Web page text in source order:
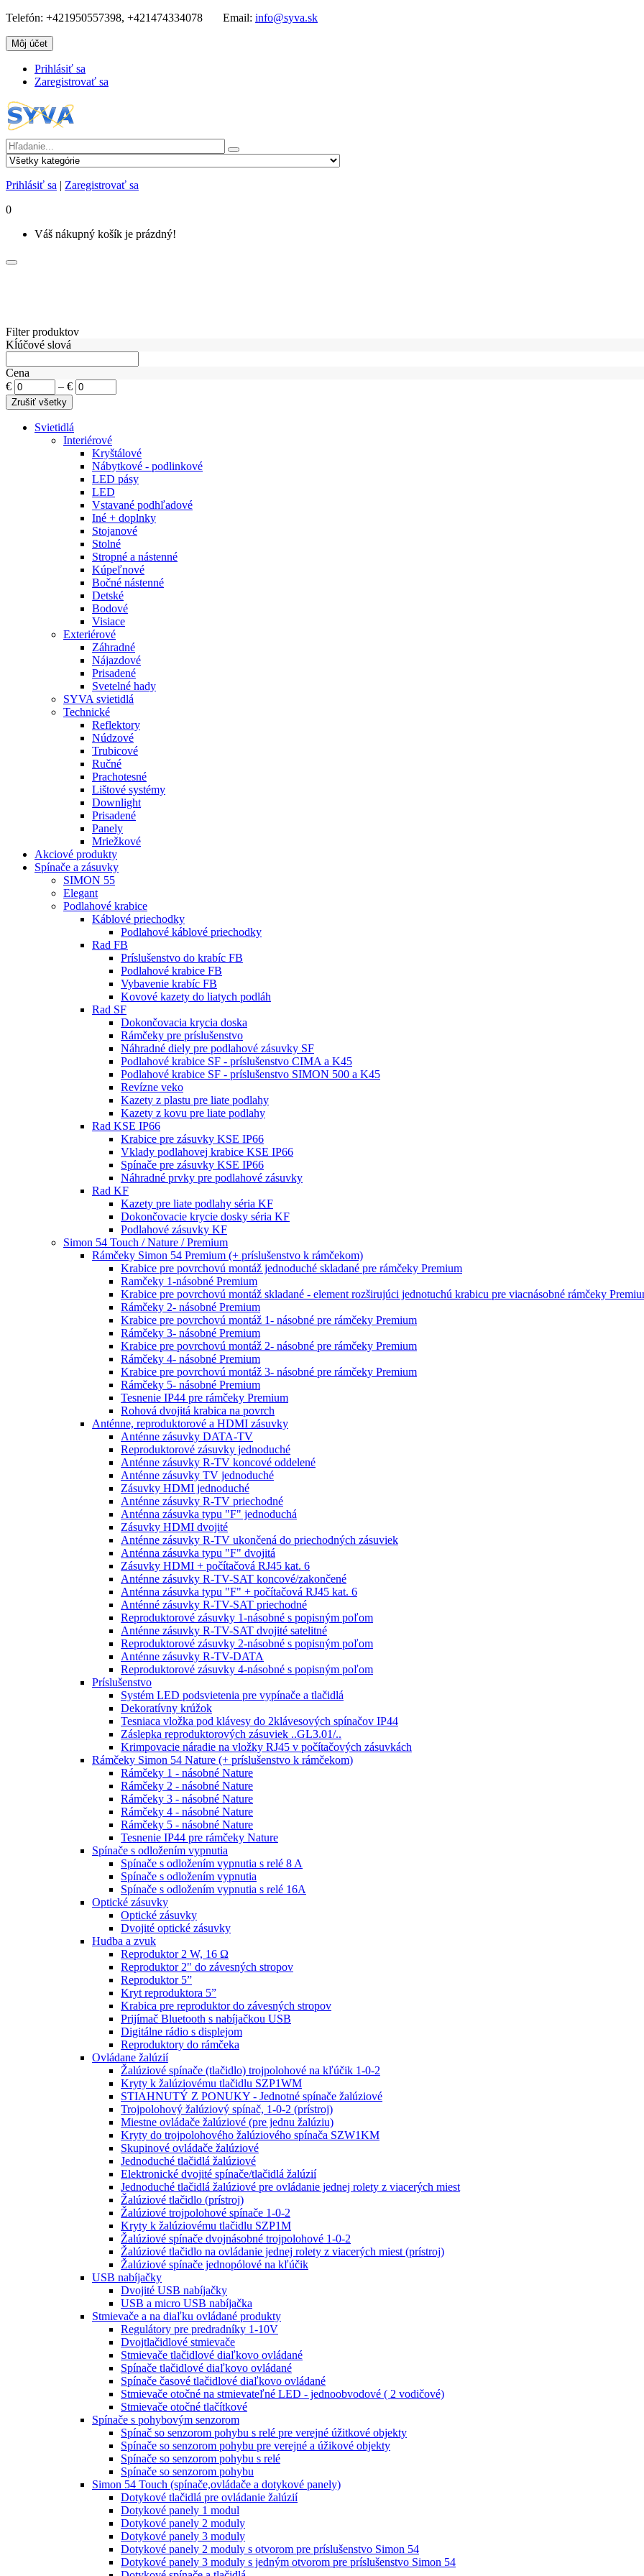
Telefón: +421950557398, +421474334078 Email: info@syva.sk
Môj účet
Prihlásiť sa
Zaregistrovať sa
Prihlásiť sa | Zaregistrovať sa
0
Váš nákupný košík je prázdný!
Filter produktov
Kĺúčové slová
Cena
€
– €
Svietidlá
Interiérové
Kryštálové
Nábytkové - podlinkové
LED pásy
LED
Vstavané podhľadové
Iné + doplnky
Stojanové
Stolné
Stropné a nástenné
Kúpeľnové
Bočné nástenné
Detské
Bodové
Visiace
Exteriérové
Záhradné
Nájazdové
Prisadené
Svetelné hady
SYVA svietidlá
Technické
Reflektory
Núdzové
Trubicové
Ručné
Prachotesné
Lištové systémy
Downlight
Prisadené
Panely
Mriežkové
Akciové produkty
Spínače a zásuvky
SIMON 55
Elegant
Podlahové krabice
Káblové priechodky
Podlahové káblové priechodky
Rad FB
Príslušenstvo do krabíc FB
Podlahové krabice FB
Vybavenie krabíc FB
Kovové kazety do liatych podláh
Rad SF
Dokončovacia krycia doska
Rámčeky pre príslušenstvo
Náhradné diely pre podlahové zásuvky SF
Podlahové krabice SF - príslušenstvo CIMA a K45
Podlahové krabice SF - príslušenstvo SIMON 500 a K45
Revízne veko
Kazety z plastu pre liate podlahy
Kazety z kovu pre liate podlahy
Rad KSE IP66
Krabice pre zásuvky KSE IP66
Vklady podlahovej krabice KSE IP66
Spínače pre zásuvky KSE IP66
Náhradné prvky pre podlahové zásuvky
Rad KF
Kazety pre liate podlahy séria KF
Dokončovacie krycie dosky séria KF
Podlahové zásuvky KF
Simon 54 Touch / Nature / Premium
Rámčeky Simon 54 Premium (+ príslušenstvo k rámčekom)
Krabice pre povrchovú montáž jednoduché skladané pre rámčeky Premium
Ramčeky 1-násobné Premium
Krabice pre povrchovú montáž skladané - element rozširujúci jednotuchú krabicu pre viacnásobné rámčeky
Rámčeky 2- násobné Premium
Krabice pre povrchovú montáž 1- násobné pre rámčeky Premium
Rámčeky 3- násobné Premium
Krabice pre povrchovú montáž 2- násobné pre rámčeky Premium
Rámčeky 4- násobné Premium
Krabice pre povrchovú montáž 3- násobné pre rámčeky Premium
Rámčeky 5- násobné Premium
Tesnenie IP44 pre rámčeky Premium
Rohová dvojitá krabica na povrch
Anténne, reproduktorové a HDMI zásuvky
Anténne zásuvky DATA-TV
Reproduktorové zásuvky jednoduché
Anténne zásuvky R-TV koncové oddelené
Anténne zásuvky TV jednoduché
Zásuvky HDMI jednoduché
Anténne zásuvky R-TV priechodné
Anténna zásuvka typu "F" jednoduchá
Zásuvky HDMI dvojité
Anténne zásuvky R-TV ukončená do priechodných zásuviek
Anténna zásuvka typu "F" dvojitá
Zásuvky HDMI + počítačová RJ45 kat. 6
Anténne zásuvky R-TV-SAT koncové/zakončené
Anténna zásuvka typu "F" + počítačová RJ45 kat. 6
Anténné zásuvky R-TV-SAT priechodné
Reproduktorové zásuvky 1-násobné s popisným poľom
Anténne zásuvky R-TV-SAT dvojité satelitné
Reproduktorové zásuvky 2-násobné s popisným poľom
Anténne zásuvky R-TV-DATA
Reproduktorové zásuvky 4-násobné s popisným poľom
Príslušenstvo
Systém LED podsvietenia pre vypínače a tlačidlá
Dekoratívny krúžok
Tesniaca vložka pod klávesy do 2klávesových spínačov IP44
Záslepka reproduktorových zásuviek ..GL3.01/..
Krimpovacie náradie na vložky RJ45 v počítačových zásuvkách
Rámčeky Simon 54 Nature (+ príslušenstvo k rámčekom)
Rámčeky 1 - násobné Nature
Rámčeky 2 - násobné Nature
Rámčeky 3 - násobné Nature
Rámčeky 4 - násobné Nature
Rámčeky 5 - násobné Nature
Tesnenie IP44 pre rámčeky Nature
Spínače s odložením vypnutia
Spínače s odložením vypnutia s relé 8 A
Spínače s odložením vypnutia
Spínače s odložením vypnutia s relé 16A
Optické zásuvky
Optické zásuvky
Dvojité optické zásuvky
Hudba a zvuk
Reproduktor 2 W, 16 Ω
Reproduktor 2" do závesných stropov
Reproduktor 5”
Kryt reproduktora 5”
Krabica pre reproduktor do závesných stropov
Prijímač Bluetooth s nabíjačkou USB
Digitálne rádio s displejom
Reproduktory do rámčeka
Ovládane žalúzií
Žalúziové spínače (tlačidlo) trojpolohové na kľúčik 1-0-2
Kryty k žalúziovému tlačidlu SZP1WM
STIAHNUTÝ Z PONUKY - Jednotné spínače žalúziové
Trojpolohový žalúziový spínač, 1-0-2 (prístroj)
Miestne ovládače žalúziové (pre jednu žalúziu)
Kryty do trojpolohového žalúziového spínača SZW1KM
Skupinové ovládače žalúziové
Jednoduché tlačidlá žalúziové
Elektronické dvojité spínače/tlačidlá žalúzií
Jednoduché tlačidlá žalúziové pre ovládanie jednej rolety z viacerých miest
Žalúziové tlačidlo (prístroj)
Žalúziové trojpolohové spínače 1-0-2
Kryty k žalúziovému tlačidlu SZP1M
Žalúziové spínače dvojnásobné trojpolohové 1-0-2
Žalúziové tlačidlo na ovládanie jednej rolety z viacerých miest (prístroj)
Žalúziové spínače jednopólové na kľúčik
USB nabíjačky
Dvojité USB nabíjačky
USB a micro USB nabíjačka
Stmievače a na diaľku ovládané produkty
Regulátory pre predradníky 1-10V
Dvojtlačidlové stmievače
Stmievače tlačidlové diaľkovo ovládané
Spínače tlačidlové diaľkovo ovládané
Spínače časové tlačidlové diaľkovo ovládané
Stmievače otočné na stmievateľné LED - jednoobvodové ( 2 vodičové)
Stmievače otočné tlačítkové
Spínače s pohybovým senzorom
Spínač so senzorom pohybu s relé pre verejné úžitkové objekty
Spínače so senzorom pohybu pre verejné a úžikové objekty
Spínače so senzorom pohybu s relé
Spínače so senzorom pohybu
Simon 54 Touch (spínače,ovládače a dotykové panely)
Dotykové tlačidlá pre ovládanie žalúzií
Dotykové panely 1 modul
Dotykové panely 2 moduly
Dotykové panely 3 moduly
Dotykové panely 2 moduly s otvorom pre príslušenstvo Simon 54
Dotykové panely 3 moduly s jedným otvorom pre príslušenstvo Simon 54